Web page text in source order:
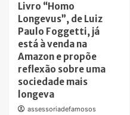
Livro “Homo
Longevus”, de Luiz
Paulo Foggetti, já
está à venda na
Amazon e propõe
reflexão sobre uma
sociedade mais
longeva
assessoriadefamosos